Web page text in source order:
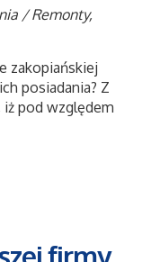
/ Remonty,
zakopiańskiej
posiadania? Z
iż pod względem